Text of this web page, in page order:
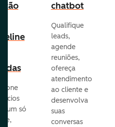
um só
chatbot
Qualifique
leads,
agende
reuniões,
ofereça
atendimento
ao cliente e
desenvolva
suas
conversas